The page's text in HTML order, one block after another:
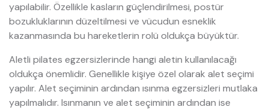
yapılabilir. Özellikle kasların güçlendirilmesi, postür
bozukluklarının düzeltilmesi ve vücudun esneklik
kazanmasında bu hareketlerin rolü oldukça büyüktür.
Aletli pilates egzersizlerinde hangi aletin kullanılacağı
oldukça önemlidir. Genellikle kişiye özel olarak alet seçimi
yapılır. Alet seçiminin ardından ısınma egzersizleri mutlaka
yapılmalıdır. Isınmanın ve alet seçiminin ardından ise